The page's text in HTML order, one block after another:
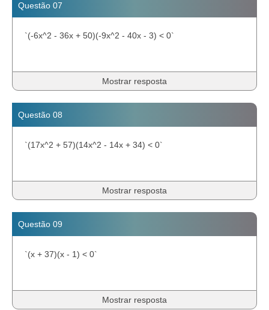
Questão 07
`(-6x^2 - 36x + 50)(-9x^2 - 40x - 3) < 0`
Mostrar resposta
Questão 08
`(17x^2 + 57)(14x^2 - 14x + 34) < 0`
Mostrar resposta
Questão 09
`(x + 37)(x - 1) < 0`
Mostrar resposta